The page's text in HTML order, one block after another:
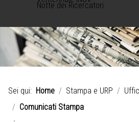
Notte dei Ricercatori
Sei qui: Home Stampa e URP
Comunicati Stampa